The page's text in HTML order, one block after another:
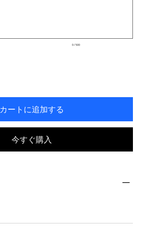
0 / 500
カートに追加する
今すぐ購入